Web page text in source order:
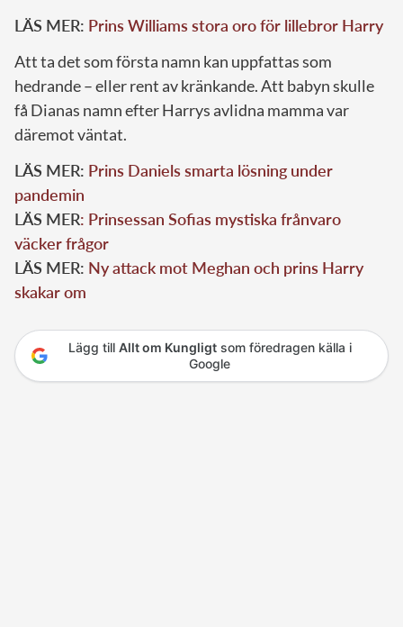
LÄS MER: Prins Williams stora oro för lillebror Harry
Att ta det som första namn kan uppfattas som
hedrande – eller rent av kränkande. Att babyn skulle
få Dianas namn efter Harrys avlidna mamma var
däremot väntat.
LÄS MER: Prins Daniels smarta lösning under
pandemin
LÄS MER: Prinsessan Sofias mystiska frånvaro
väcker frågor
LÄS MER: Ny attack mot Meghan och prins Harry
skakar om
Lägg till Allt om Kungligtsom föredragen källa i
Google